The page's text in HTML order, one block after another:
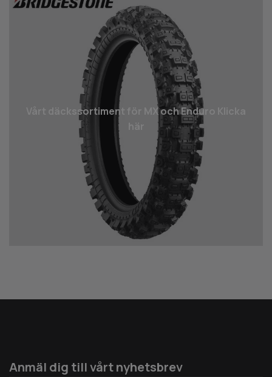
Vårt däcks­sortiment för MX och Enduro Klicka
Anmäl dig till vårt nyhetsbrev